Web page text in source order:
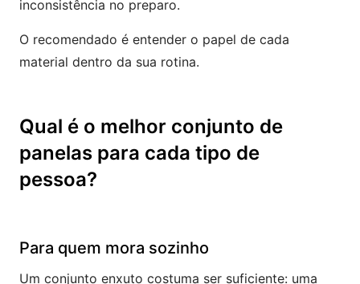
inconsistência no preparo.
O recomendado é entender o papel de cada
material dentro da sua rotina.
Qual é o melhor conjunto de
panelas para cada tipo de
pessoa?
Para quem mora sozinho
Um conjunto enxuto costuma ser suficiente: uma